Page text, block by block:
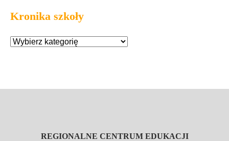
Kronika szkoły
REGIONALNE CENTRUM EDUKACJI